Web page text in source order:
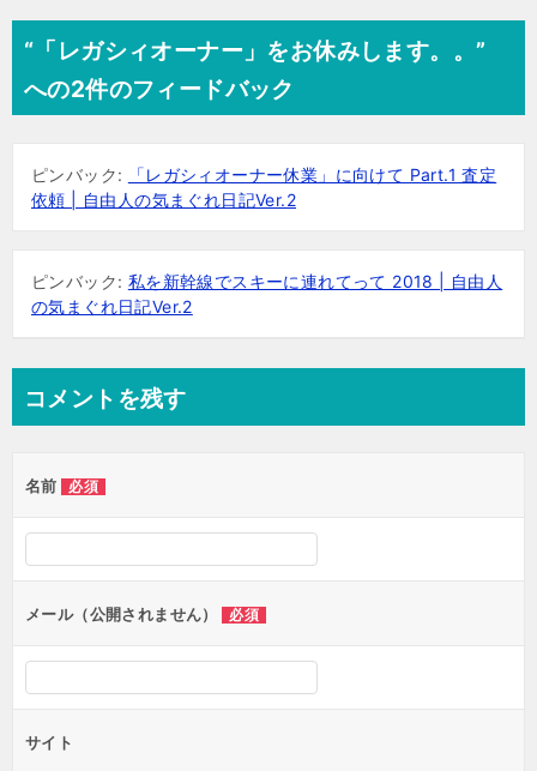
ナ
ゲ
シ
“「レガシィオーナー」をお休みします。。”
への2件のフィードバック
ピンバック:
「レガシィオーナー休業」に向けて Part.1 査定
依頼 | 自由人の気まぐれ日記Ver.2
ピンバック: 私を新幹線でスキーに連れてって 2018 | 自由人
の気まぐれ日記Ver.2
コメントを残す
名前 必須
メール（公開されません） 必須
サイト